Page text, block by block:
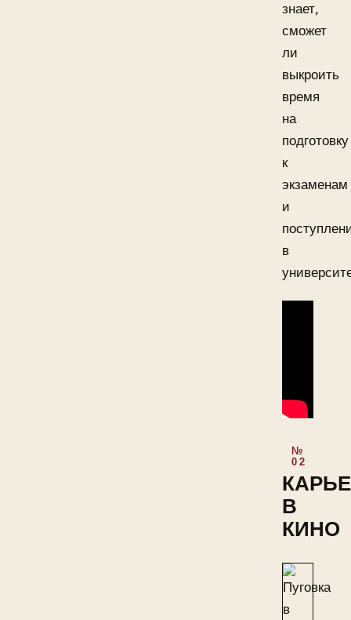
знает,
сможет
ли
выкроить
время
на
подготовку
к
экзаменам
и
в
В
КИНО